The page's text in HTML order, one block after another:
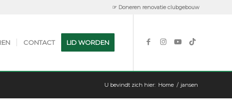
☞ Doneren renovatie clubgebouw
CONTACT LID WORDEN
U bevindt zich hier: Home / jansen